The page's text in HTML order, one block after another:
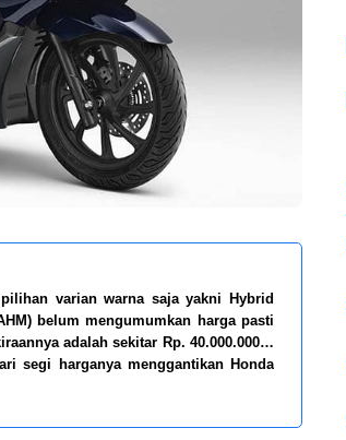
varian warna saja yakni Hybrid
belum mengumumkan harga pasti
adalah sekitar Rp. 40.000.000…
segi harganya menggantikan Honda